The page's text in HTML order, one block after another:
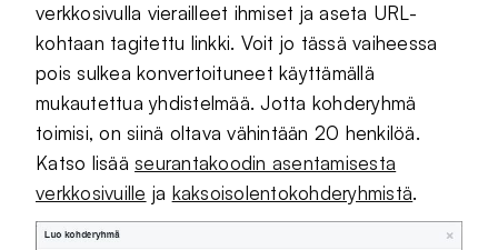
verkkosivulla vierailleet ihmiset ja aseta URL-
kohtaan tagitettu linkki. Voit jo tässä vaiheessa
pois sulkea konvertoituneet käyttämällä
mukautettua yhdistelmää. Jotta kohderyhmä
toimisi, on siinä oltava vähintään 20 henkilöä.
Katso lisääseurantakoodin asentamisesta
verkkosivuille ja kaksoisolentokohderyhmistä.